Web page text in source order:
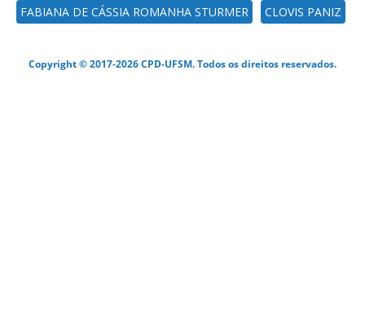
FABIANA DE CÁSSIA ROMANHA STURMER CLOVIS PANIZ
Copyright © 2017-2026 CPD-UFSM. Todos os direitos reservados.